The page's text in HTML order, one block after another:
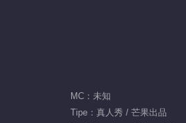
MC：未知
Tipe：真人秀 / 芒果出品